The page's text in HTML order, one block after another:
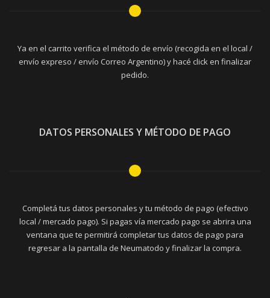
Ya en el carrito verifica el método de envío (recogida en el local /
envío expreso / envío Correo Argentino) y hacé click en finalizar
pedido.
DATOS PERSONALES Y MÉTODO DE PAGO
Completá tus datos personales y tu método de pago (efectivo
local / mercado pago). Si pagas vía mercado pago se abrira una
ventana que te permitirá completar tus datos de pago para
regresar a la pantalla de Neumatodo y finalizar la compra.